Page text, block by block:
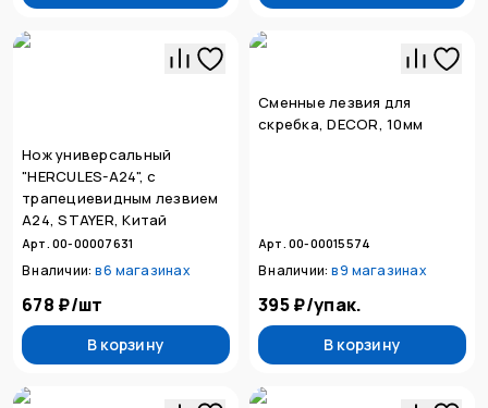
Нож универсальный
"HERCULES-A24", с
трапециевидным лезвием
А24, STAYER, Китай
Арт. 00-00007631
В наличии: в6 магазинах
678 ₽/шт
В корзину
Сменные лезвия для
скребка, DECOR, 10мм
Арт. 00-00015574
В наличии: в9 магазинах
395 ₽/упак.
В корзину